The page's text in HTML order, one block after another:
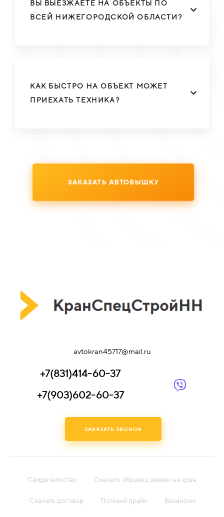
ВЫ ВЫЕЗЖАЕТЕ НА ОБЪЕКТЫ ПО
ВСЕЙ НИЖЕГОРОДСКОЙ ОБЛАСТИ?
КАК БЫСТРО НА ОБЪЕКТ МОЖЕТ
ПРИЕХАТЬ ТЕХНИКА?
ЗАКАЗАТЬ АВТОВЫШКУ
avtokran45717@mail.ru
+7(831)414-60-37
+7(903)602-60-37
ЗАКАЗАТЬ ЗВОНОК
Свидетельство Скачать образец заявки на кран
Скачать договор Полный прайс Вакансии